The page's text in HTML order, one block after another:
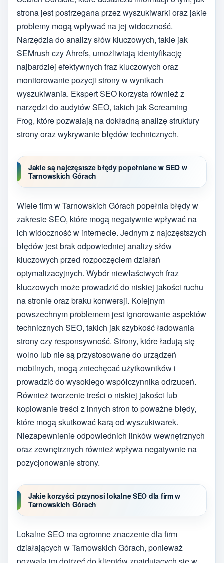
strona jest postrzegana przez wyszukiwarki oraz jakie
problemy mogą wpływać na jej widoczność.
Narzędzia do analizy słów kluczowych, takie jak
SEMrush czy Ahrefs, umożliwiają identyfikację
najbardziej efektywnych fraz kluczowych oraz
monitorowanie pozycji strony w wynikach
wyszukiwania. Ekspert SEO korzysta również z
narzędzi do audytów SEO, takich jak Screaming
Frog, które pozwalają na dokładną analizę struktury
strony oraz wykrywanie błędów technicznych.
Jakie są najczęstsze błędy popełniane w SEO w
Tarnowskich Górach
Wiele firm w Tarnowskich Górach popełnia błędy w
zakresie SEO, które mogą negatywnie wpływać na
ich widoczność w internecie. Jednym z najczęstszych
błędów jest brak odpowiedniej analizy słów
kluczowych przed rozpoczęciem działań
optymalizacyjnych. Wybór niewłaściwych fraz
kluczowych może prowadzić do niskiej jakości ruchu
na stronie oraz braku konwersji. Kolejnym
powszechnym problemem jest ignorowanie aspektów
technicznych SEO, takich jak szybkość ładowania
strony czy responsywność. Strony, które ładują się
wolno lub nie są przystosowane do urządzeń
mobilnych, mogą zniechęcać użytkowników i
prowadzić do wysokiego współczynnika odrzuceń.
Również tworzenie treści o niskiej jakości lub
kopiowanie treści z innych stron to poważne błędy,
które mogą skutkować karą od wyszukiwarek.
Niezapewnienie odpowiednich linków wewnętrznych
oraz zewnętrznych również wpływa negatywnie na
pozycjonowanie strony.
Jakie korzyści przynosi lokalne SEO dla firm w
Tarnowskich Górach
Lokalne SEO ma ogromne znaczenie dla firm
działających w Tarnowskich Górach, ponieważ